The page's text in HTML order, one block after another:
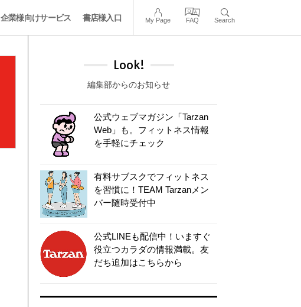
企業様向けサービス 書店様入口 My Page FAQ Search
Look!
編集部からのお知らせ
公式ウェブマガジン「Tarzan
Web」も。フィットネス情報
を手軽にチェック
有料サブスクでフィットネス
を習慣に！TEAM Tarzanメン
バー随時受付中
公式LINEも配信中！いますぐ
役立つカラダの情報満載。友
だち追加はこちらから